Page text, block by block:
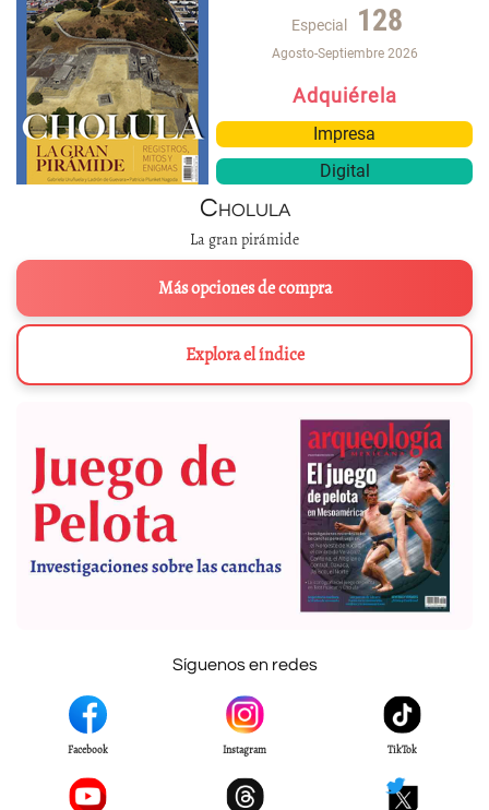
Especial 128
Agosto-Septiembre 2026
Adquiérela
Impresa
Digital
Cholula
La gran pirámide
Más opciones de compra
Explora el índice
Síguenos en redes
Facebook Instagram TikTok